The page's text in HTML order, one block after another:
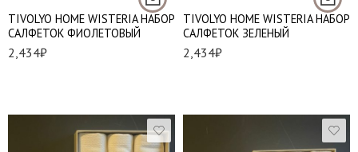
TIVOLYO HOME WISTERIA НАБОР
САЛФЕТОК ФИОЛЕТОВЫЙ
2,434₽
TIVOLYO HOME WISTERIA НАБОР
САЛФЕТОК ЗЕЛЕНЫЙ
2,434₽